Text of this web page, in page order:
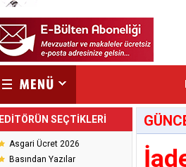
EDİTÖRÜN SEÇTİKLERİ
Asgari Ücret 2026
Basından Yazılar